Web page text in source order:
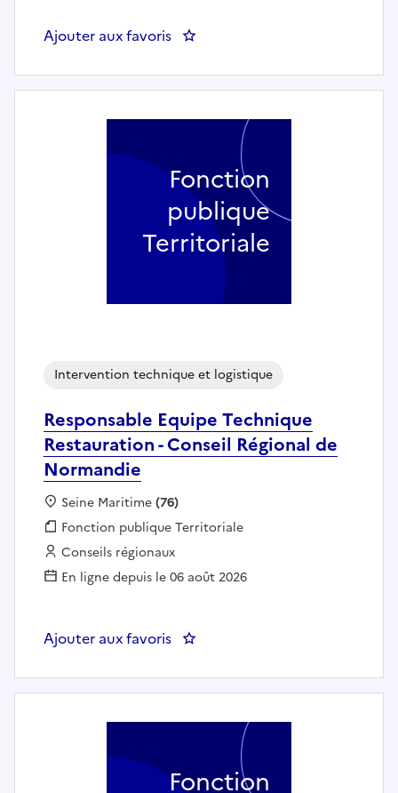
Ajouter aux favoris : Conducteur opérateur égoutier
Responsable Equipe Technique
Restauration - Conseil Régional de
Normandie
Intervention technique et logistique
Localisation :
Seine Maritime(76)
Fonction publique :
Fonction publique Territoriale
Employeur :
Conseils régionaux
En ligne depuis le 06 août 2026
Ajouter aux favoris : Responsable Equipe
Fonction
publique
Territoriale
Fonction